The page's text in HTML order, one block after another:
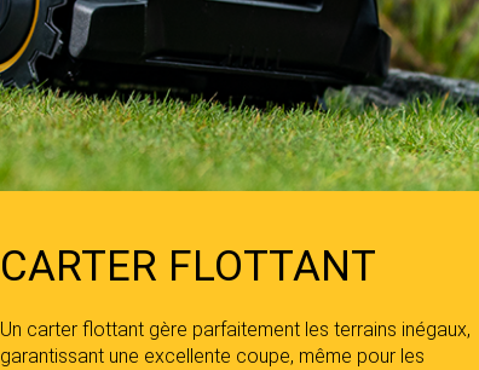
CARTER FLOTTANT
Un carter flottant gère parfaitement les terrains inégaux,
garantissant une excellente coupe, même pour les